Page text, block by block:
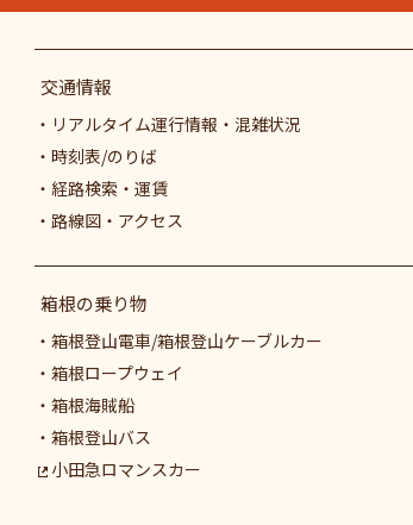
交通情報
リアルタイム運行情報・混雑状況
時刻表/のりば
経路検索・運賃
路線図・アクセス
箱根の乗り物
箱根登山電車/箱根登山ケーブルカー
箱根ロープウェイ
箱根海賊船
箱根登山バス
小田急ロマンスカー